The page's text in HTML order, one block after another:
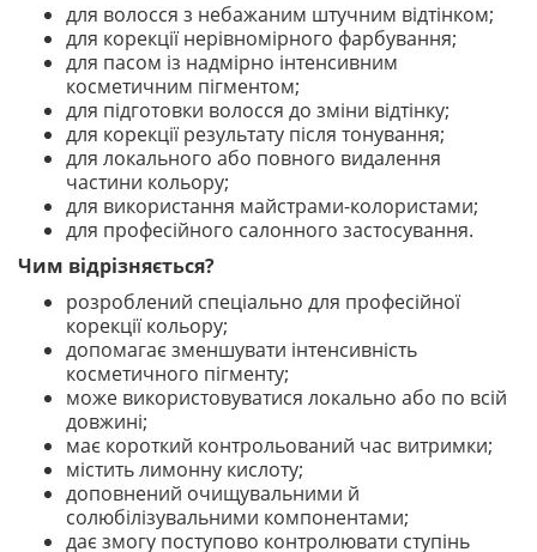
для волосся з небажаним штучним відтінком;
для корекції нерівномірного фарбування;
для пасом із надмірно інтенсивним
косметичним пігментом;
для підготовки волосся до зміни відтінку;
для корекції результату після тонування;
для локального або повного видалення
частини кольору;
для використання майстрами-колористами;
для професійного салонного застосування.
Чим відрізняється?
розроблений спеціально для професійної
корекції кольору;
допомагає зменшувати інтенсивність
косметичного пігменту;
може використовуватися локально або по всій
довжині;
має короткий контрольований час витримки;
містить лимонну кислоту;
доповнений очищувальними й
солюбілізувальними компонентами;
дає змогу поступово контролювати ступінь